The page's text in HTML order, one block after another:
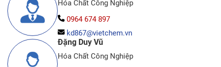
Hóa Chất Công Nghiệp
0964 674 897
kd867@vietchem.vn
Đặng Duy Vũ
Hóa Chất Công Nghiệp